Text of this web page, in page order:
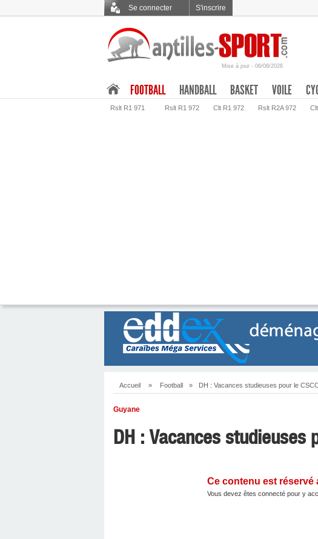
Se connecter S'inscrire
Mise à jour - 06/08/2026
FOOTBALL
Rslt R1 971 Rslt R1 972 Clt R1 972 Rslt R2A 972
HANDBALL BASKET VOILE
Accueil » Football » DH : Vacances studieuses pour le
Guyane
DH : Vacances studieuses
Ce contenu est réservé
Vous devez êtes connecté pour y